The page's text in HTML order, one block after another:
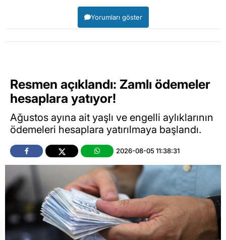
Yorumları göster
Resmen açıklandı: Zamlı ödemeler
hesaplara yatıyor!
Ağustos ayına ait yaşlı ve engelli aylıklarının
ödemeleri hesaplara yatırılmaya başlandı.
2026-08-05 11:38:31